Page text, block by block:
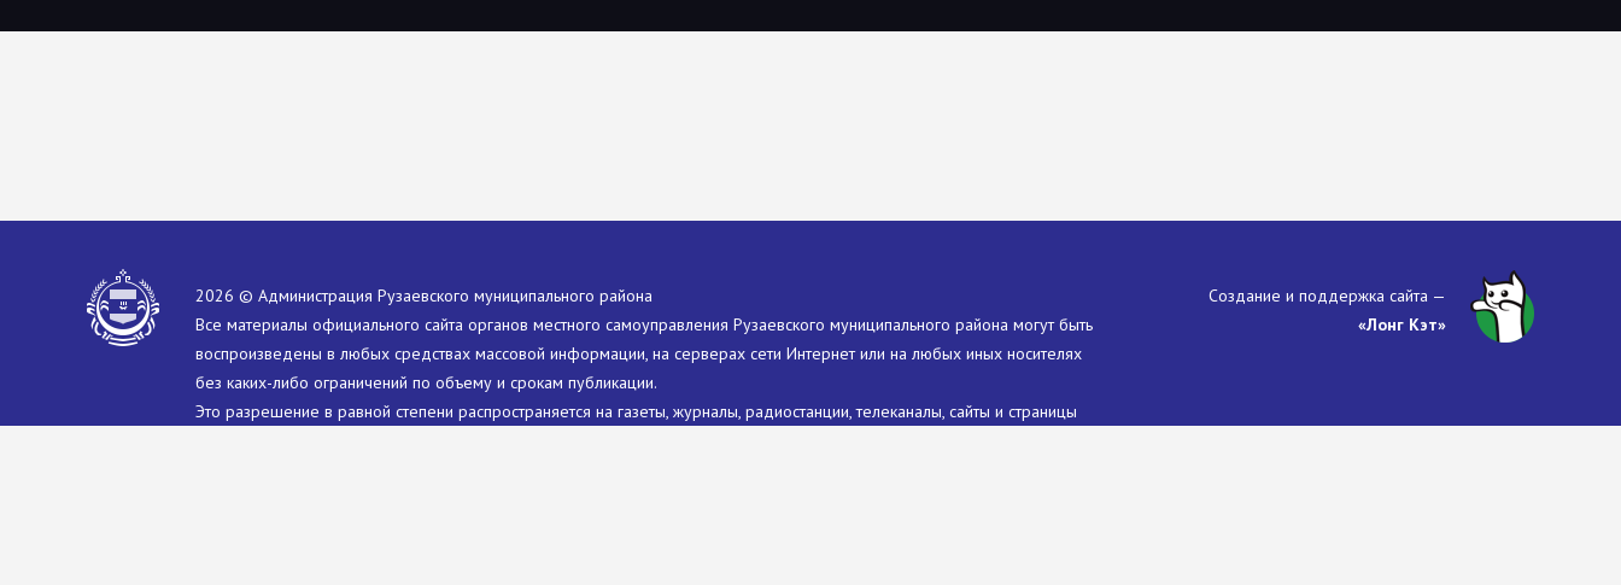
2026 © Администрация Рузаевского муниципального района
Все материалы официального сайта органов местного самоуправления Рузаевского муниципального района могут быть
воспроизведены в любых средствах массовой информации, на серверах сети Интернет или на любых иных носителях
без каких-либо ограничений по объему и срокам публикации.
Это разрешение в равной степени распространяется на газеты, журналы, радиостанции, телеканалы, сайты и страницы
Создание и поддержка сайта —
«Лонг Кэт»